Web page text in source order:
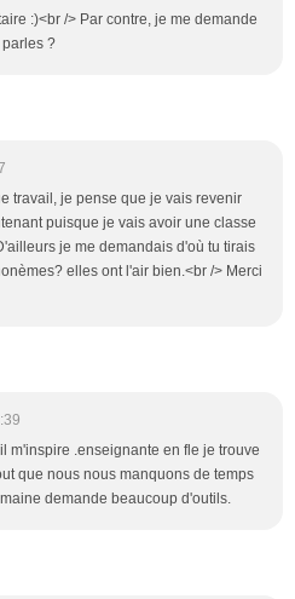
:)<br /> Par contre, je me demande
?
travail, je pense que je vais revenir
puisque je vais avoir une classe
je me demandais d'où tu tirais
elles ont l'air bien.<br /> Merci
m'inspire .enseignante en fle je trouve
que nous nous manquons de temps
demande beaucoup d'outils.